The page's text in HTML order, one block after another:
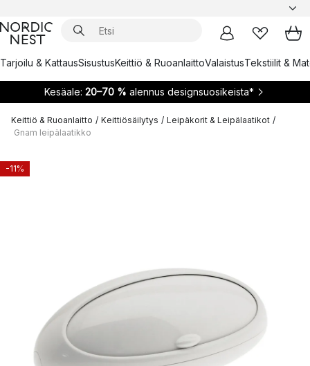
Tarjoilu & KattausSisustusKeittiö & RuoanlaittoValaistusTekstiilit &
Kesäale: 20–70 % alennus designsuosikeista*
Keittiö & Ruoanlaitto / Keittiösäilytys / Leipäkorit & Leipälaatikot /
Gnam leipälaatikko
-11%